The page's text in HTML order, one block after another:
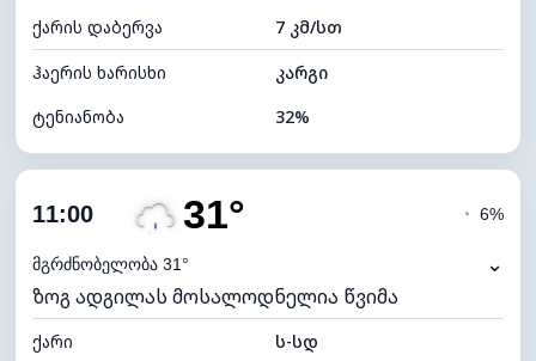
ღრუბლის სიმაღლე 11120 მ
ქარის დაბერვა
7 კმ/სთ
ჰაერის ხარისხი
კარგი
ტენიანობა
32%
ღრუბლიანობა
ნამის წერტილი
ხილვადობა
10 კმ
განათების ინდექსი 4 (მკრთალი)
11:00 31°
მგრძნობელობა 31°
◔ 6%
⌄
ზოგ ადგილას მოსალოდნელია წვიმა
ქარი
ს-სდ